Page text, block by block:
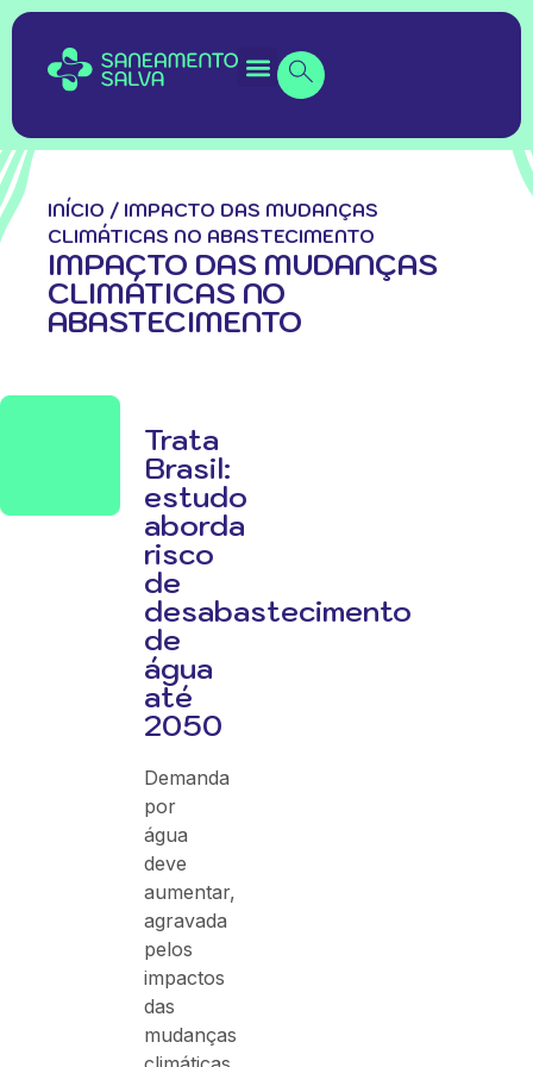
INÍCIO / IMPACTO DAS MUDANÇAS
CLIMÁTICAS NO ABASTECIMENTO
IMPACTO DAS MUDANÇAS
CLIMÁTICAS NO
ABASTECIMENTO
Trata
Brasil:
estudo
aborda
risco
de
desabastecimento
de
água
até
2050
Demanda
por
água
deve
aumentar,
agravada
pelos
impactos
das
mudanças